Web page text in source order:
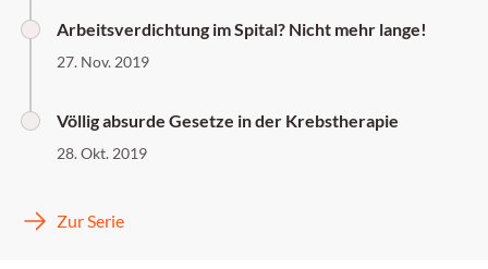
Arbeitsverdichtung im Spital? Nicht mehr lange!
27. Nov. 2019
Völlig absurde Gesetze in der Krebstherapie
28. Okt. 2019
Zur Serie